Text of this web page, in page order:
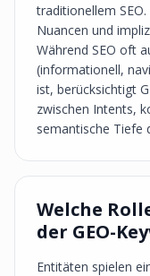
traditionellem
Nuancen und
Während SEO oft
(informationell,
ist, berücksichtigt
zwischen Intents,
semantische Tiefe
Welche
der GEO-
Entitäten spielen